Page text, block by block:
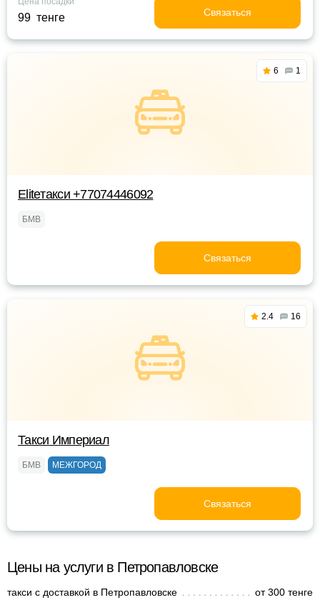
99 тенге Связаться
6 1
Eliteтакси +77074446092
БМВ
Связаться
2.4 16
Такси Империал
БМВ МЕЖГОРОД
Связаться
Цены на услуги в Петропавловске
такси с доставкой в Петропавловске
от 300 тенге